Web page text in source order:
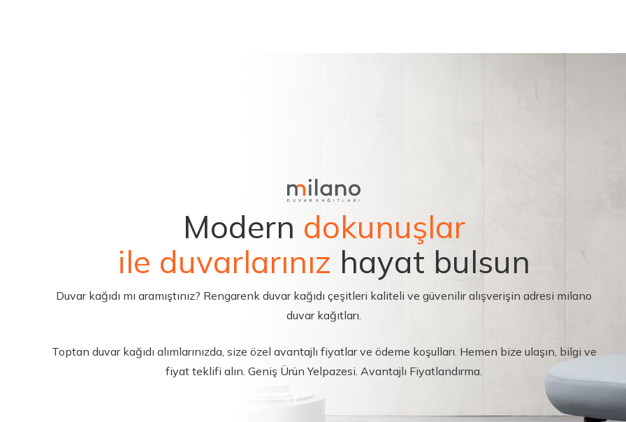
Modern dokunuşlar
ile duvarlarınız hayat bulsun
Duvar kağıdı mı aramıştınız? Rengarenk duvar kağıdı çeşitleri kaliteli ve güvenilir alışverişin adresi milano
duvar kağıtları.
Toptan duvar kağıdı alımlarınızda, size özel avantajlı fiyatlar ve ödeme koşulları. Hemen bize ulaşın, bilgi ve
fiyat teklifi alın. Geniş Ürün Yelpazesi. Avantajlı Fiyatlandırma.